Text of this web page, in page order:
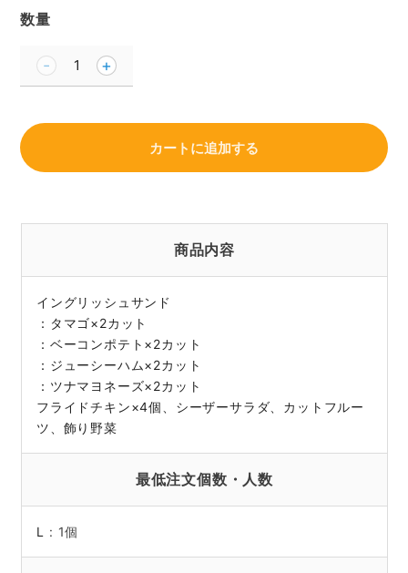
数量
1
カートに追加する
商品内容
イングリッシュサンド
：タマゴ×2カット
：ベーコンポテト×2カット
：ジューシーハム×2カット
：ツナマヨネーズ×2カット
フライドチキン×4個、シーザーサラダ、カットフルー
ツ、飾り野菜
最低注文個数・人数
L : 1個